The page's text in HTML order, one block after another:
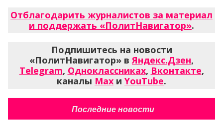
Отблагодарить журналистов за материал
и поддержать «ПолитНавигатор».
Подпишитесь на новости
«ПолитНавигатор» вЯндекс.Дзен,
Telegram, Одноклассниках, Вконтакте,
каналы Max и YouTube.
Последние новости